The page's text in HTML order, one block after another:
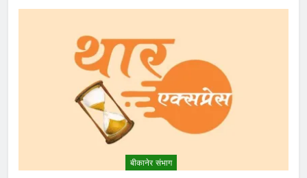
बीकानेर संभाग